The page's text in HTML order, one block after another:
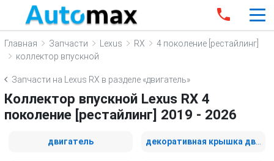
Главная Запчасти Lexus RX
4 поколение [рестайлинг]
коллектор впускной
Запчасти на Lexus RX в разделе «двигатель»
Коллектор впускной Lexus RX 4
поколение [рестайлинг] 2019 - 2026
двигатель